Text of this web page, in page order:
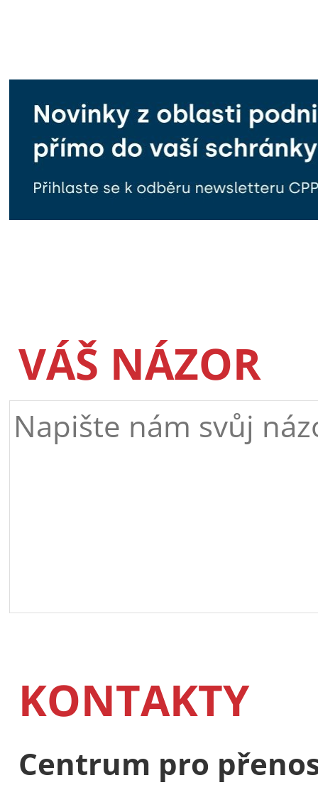
VÁŠ NÁZOR
KONTAKTY
Centrum pro